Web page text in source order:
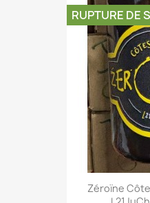
Zéroïne
RUPTURE DE